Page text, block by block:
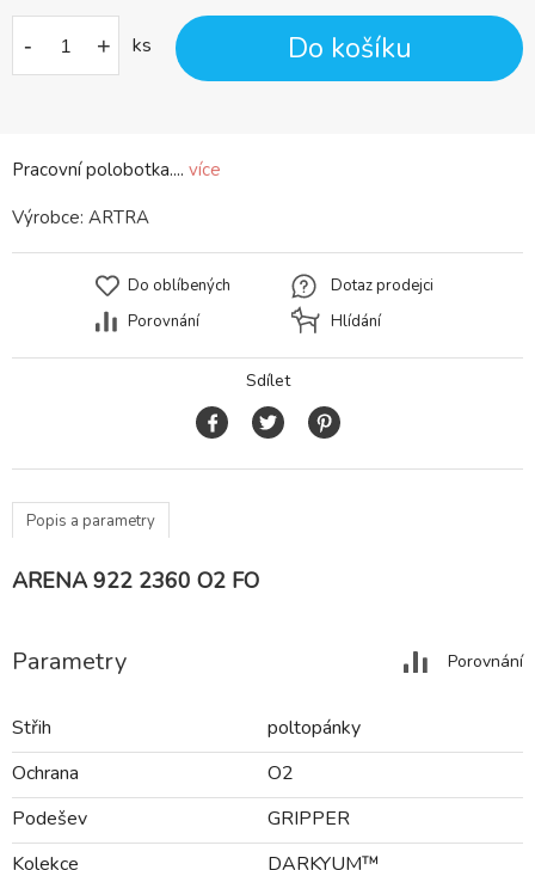
Pracovní polobotka.... více
- + ks Do košíku
Výrobce: ARTRA
Do oblíbených
Porovnání
Dotaz prodejci
Hlídání
Sdílet
Popis a parametry
ARENA 922 2360 O2 FO
Parametry Porovnání
Střih
poltopánky
Ochrana
O2
Podešev
GRIPPER
Kolekce
DARKYUM™